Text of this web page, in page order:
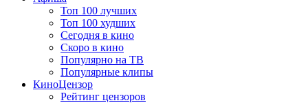
Топ 100 лучших
Топ 100 худших
Сегодня в кино
Скоро в кино
Популярно на ТВ
Популярные клипы
КиноЦензор
Рейтинг цензоров